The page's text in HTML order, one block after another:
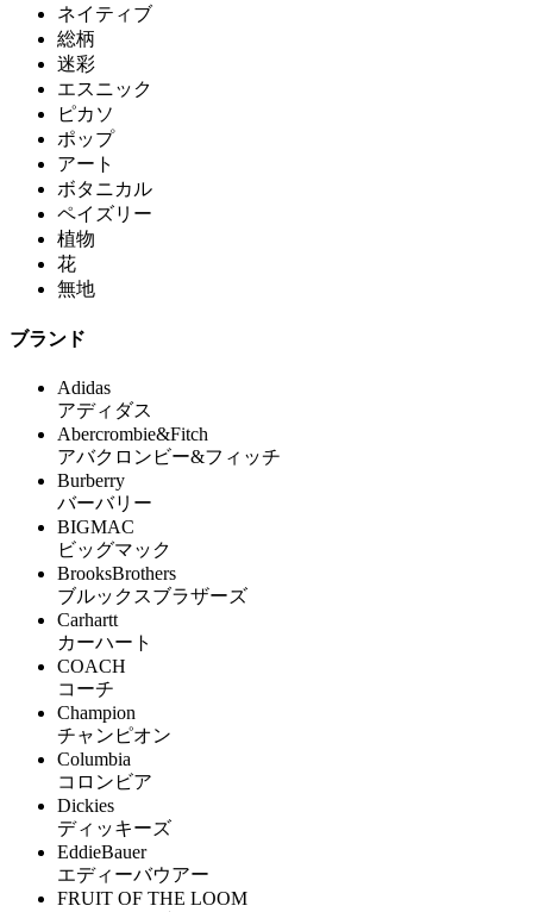
ネイティブ
総柄
迷彩
エスニック
ピカソ
ポップ
アート
ボタニカル
ペイズリー
植物
花
無地
ブランド
Adidas
アディダス
Abercrombie&Fitch
アバクロンビー&フィッチ
Burberry
バーバリー
BIGMAC
ビッグマック
BrooksBrothers
ブルックスブラザーズ
Carhartt
カーハート
COACH
コーチ
Champion
チャンピオン
Columbia
コロンビア
Dickies
ディッキーズ
EddieBauer
エディーバウアー
FRUIT OF THE LOOM